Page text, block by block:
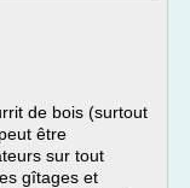
de bois (surtout
être
sur tout
gîtages et